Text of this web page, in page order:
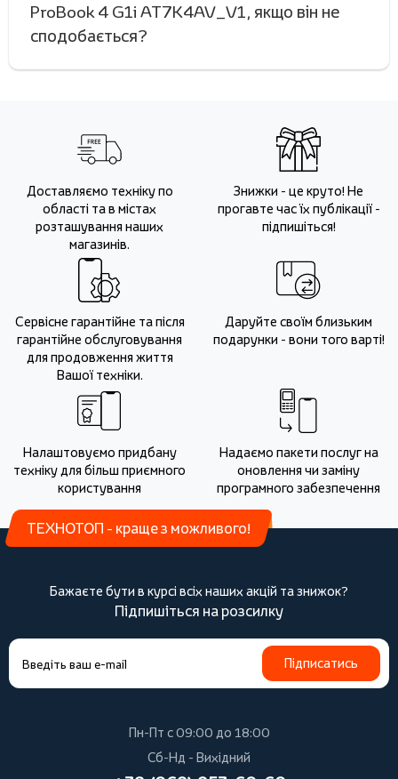
ProBook 4 G1i AT7K4AV_V1, якщо він не
сподобається?
Доставляємо техніку по
області та в містах
розташування наших
магазинів.
Знижки - це круто! Не
прогавте час їх публікації -
підпишіться!
Сервісне гарантійне та після
гарантійне обслуговування
для продовження життя
Вашої техніки.
Даруйте своїм близьким
подарунки - вони того варті!
Налаштовуємо придбану
техніку для більш приємного
користування
Надаємо пакети послуг на
оновлення чи заміну
програмного забезпечення
ТЕХНОТОП - краще з можливого!
Бажаєте бути в курсі всіх наших акцій та знижок?
Підпишіться на розсилку
Підписатись
Пн-Пт с 09:00 до 18:00
Сб-Нд - Вихідний